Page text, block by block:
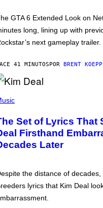
GTA 6 Extended Look on
long, lining up with
next gameplay trailer.
41 MINUTOS POR BRENT KOEPP
Set of Lyrics That
Firsthand
Later
the distance of
lyrics that Kim Deal